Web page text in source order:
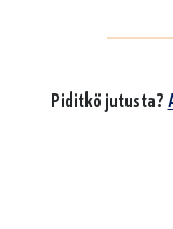
Piditkö jutusta?